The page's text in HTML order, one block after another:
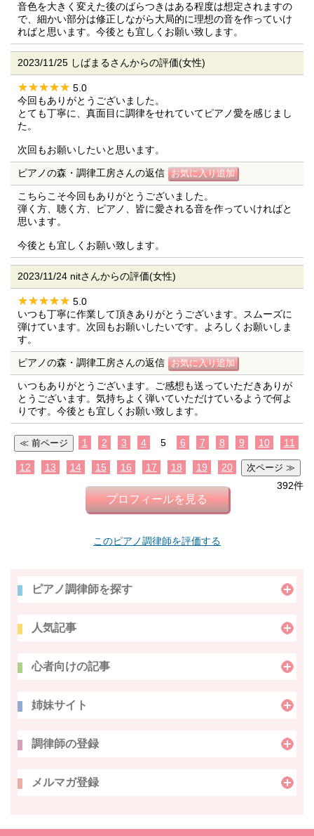
音色を大きく変えた後のばらつきはある程度は想定されますの
で、細かい部分は修正しながら大局的に理想の音を作っていけ
ればと思います。今後とも宜しくお願い致します。
2023/11/25 しばまるさんからの評価(女性)
5.0
今回もありがとうございました。
とても丁寧に、真面目に調律をせれていてピアノ愛を感じまし
た。
次回もお願いしたいと思います。
ピアノの森・調律工房さんの返信
こちらこそ今回もありがとうございました。
弾く方、聴く方、ピアノ、皆に愛される音を作っていければと
思います。
今後とも宜しくお願い致します。
2023/11/24 nitさんからの評価(女性)
5.0
いつも丁寧に作業して頂きありがとうございます。スムーズに
弾けています。次回もお願いしたいです。よろしくお願いしま
す。
ピアノの森・調律工房さんの返信
いつもありがとうございます。ご感想も送っていただきありが
とうございます。気持ちよく弾いていただけているようで何よ
りです。今後とも宜しくお願い致します。
1 2 3 4 5 6 7 8 9 10 11
12 13 14 15 16 17 18 19
20
392件
プロフィールを見る
このピアノ調律師を評価する
ピアノ調律師を探す
人気記事
心者向けの記事
姉妹サイト
調律師の登録
メルマガ登録